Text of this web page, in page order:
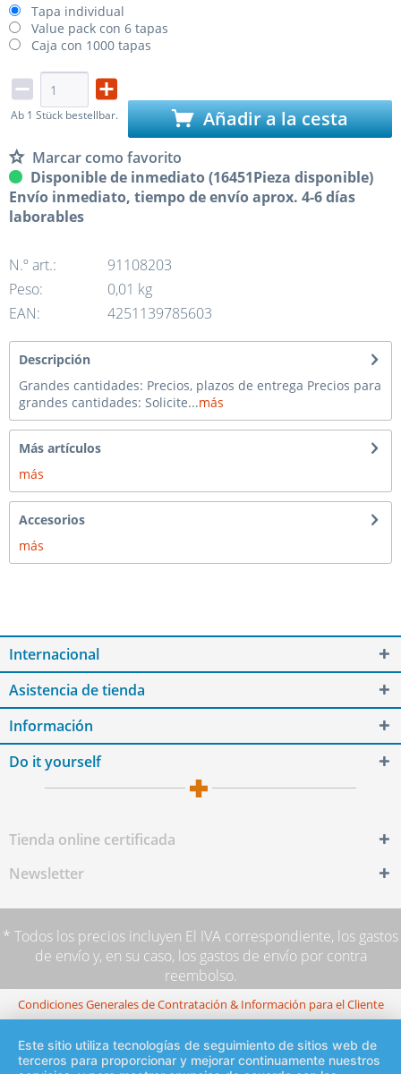
Tapa individual
Value pack con 6 tapas
Caja con 1000 tapas
Ab 1 Stück bestellbar. Añadir a la cesta
Marcar como favorito
Disponible de inmediato (16451Pieza disponible)
Envío inmediato, tiempo de envío aprox. 4-6 días
laborables
N.º art.:
91108203
Peso:
0,01 kg
EAN:
4251139785603
Descripción
Grandes cantidades: Precios, plazos de entrega Precios para
grandes cantidades: Solicite...más
Más artículos
más
Accesorios
más
Internacional
Asistencia de tienda
Información
Do it yourself
Tienda online certificada
Newsletter
* Todos los precios incluyen El IVA correspondiente, los gastos
de envíoy, en su caso, los gastos de envío por contra
reembolso.
Condiciones Generales de Contratación & Información para el Cliente
Este sitio utiliza tecnologías de seguimiento de sitios web de
terceros para proporcionar y mejorar continuamente nuestros